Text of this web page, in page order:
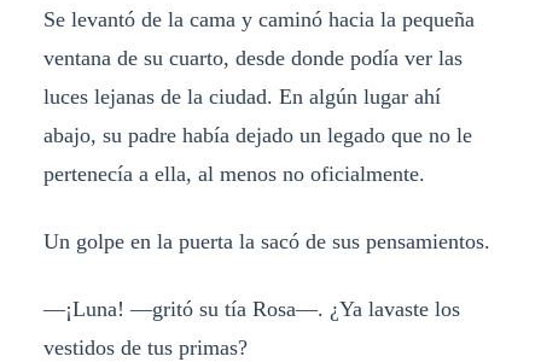
Se levantó de la cama y caminó hacia la pequeña
ventana de su cuarto, desde donde podía ver las
luces lejanas de la ciudad. En algún lugar ahí
abajo, su padre había dejado un legado que no le
pertenecía a ella, al menos no oficialmente.
Un golpe en la puerta la sacó de sus pensamientos.
—¡Luna! —gritó su tía Rosa—. ¿Ya lavaste los
vestidos de tus primas?